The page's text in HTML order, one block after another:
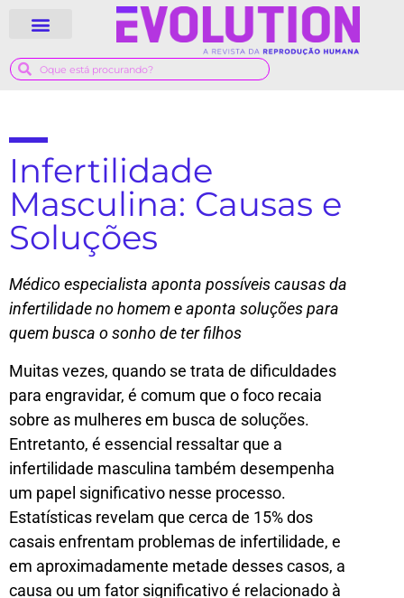
Infertilidade
Masculina: Causas e
Soluções
Médico especialista aponta possíveis causas da
infertilidade no homem e aponta soluções para
quem busca o sonho de ter filhos
Muitas vezes, quando se trata de dificuldades
para engravidar, é comum que o foco recaia
sobre as mulheres em busca de soluções.
Entretanto, é essencial ressaltar que a
infertilidade masculina também desempenha
um papel significativo nesse processo.
Estatísticas revelam que cerca de 15% dos
casais enfrentam problemas de infertilidade, e
em aproximadamente metade desses casos, a
causa ou um fator significativo é relacionado à